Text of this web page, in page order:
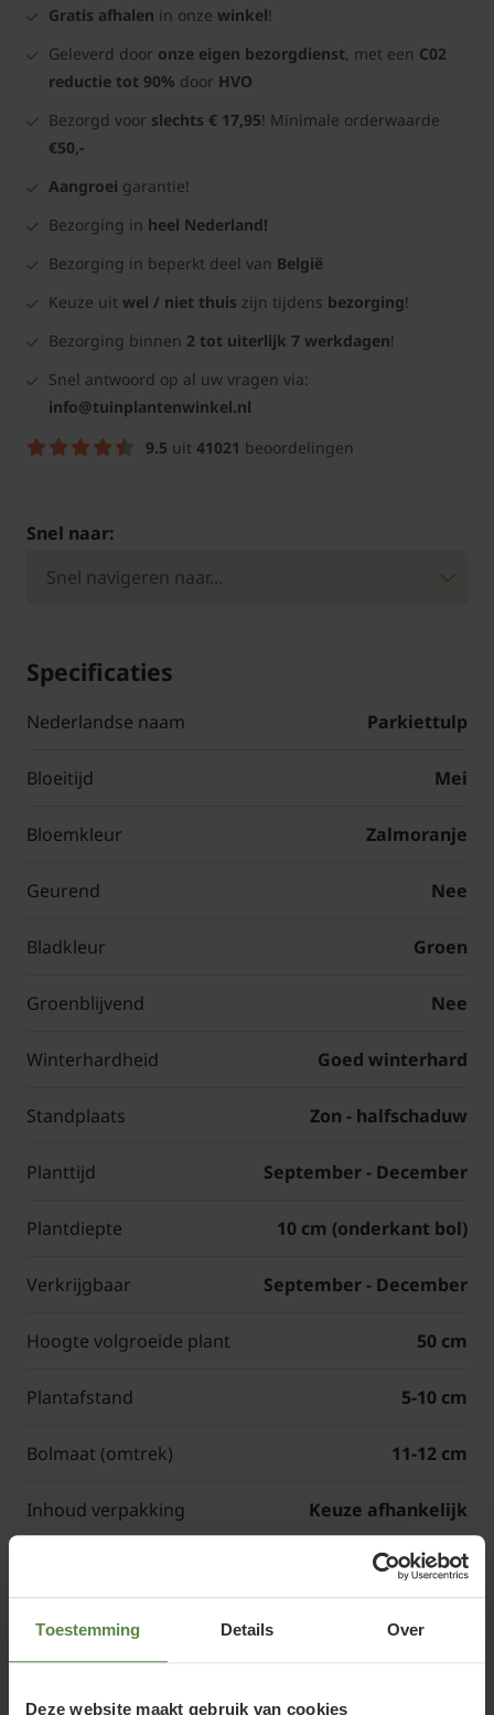
Toestemming Details Over
Deze website maakt gebruik van cookies
Gratis afhalen in onze winkel!
Geleverd door onze eigen bezorgdienst, met een C02
reductie tot 90% door HVO
Bezorgd voor slechts € 17,95! Minimale orderwaarde
€50,-
Aangroei garantie!
Bezorging in heel Nederland!
Bezorging in beperkt deel van België
Keuze uit wel / niet thuis zijn tijdens bezorging!
Bezorging binnen 2 tot uiterlijk 7 werkdagen!
Snel antwoord op al uw vragen via:
info@tuinplantenwinkel.nl
9.5 uit 41021 beoordelingen
Snel naar:
Specificaties
Nederlandse naam Parkiettulp
Bloeitijd Mei
Bloemkleur Zalmoranje
Geurend Nee
Bladkleur Groen
Groenblijvend Nee
Winterhardheid Goed winterhard
Standplaats Zon - halfschaduw
Planttijd September - December
Plantdiepte 10 cm (onderkant bol)
Verkrijgbaar September - December
Hoogte volgroeide plant 50 cm
Plantafstand 5-10 cm
Bolmaat (omtrek) 11-12 cm
Inhoud verpakking Keuze afhankelijk
36-5400
Tulipa 'Apricot Parrot' of Parkiettulp